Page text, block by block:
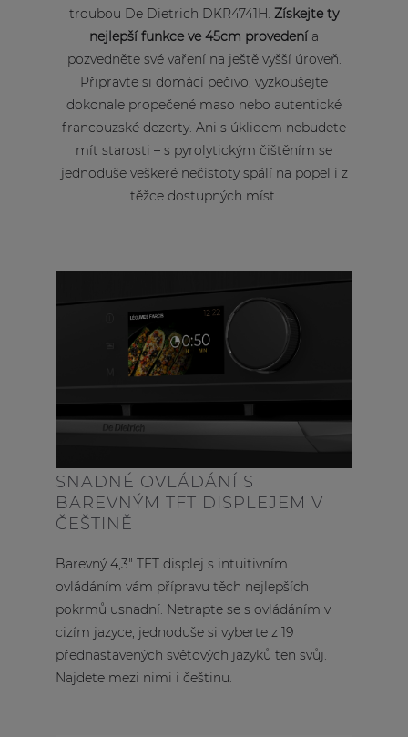
troubou De Dietrich DKR4741H. Získejte ty
nejlepší funkce ve 45cm provedenía
pozvedněte své vaření na ještě vyšší úroveň.
Připravte si domácí pečivo, vyzkoušejte
dokonale propečené maso nebo autentické
francouzské dezerty. Ani s úklidem nebudete
mít starosti – s pyrolytickým čištěním se
jednoduše veškeré nečistoty spálí na popel i z
těžce dostupných míst.
SNADNÉ OVLÁDÁNÍ S
BAREVNÝM TFT DISPLEJEM V
ČEŠTINĚ
Barevný 4,3" TFT displej s intuitivním
ovládáním vám přípravu těch nejlepších
pokrmů usnadní. Netrapte se s ovládáním v
cizím jazyce, jednoduše si vyberte z 19
přednastavených světových jazyků ten svůj.
Najdete mezi nimi i češtinu.